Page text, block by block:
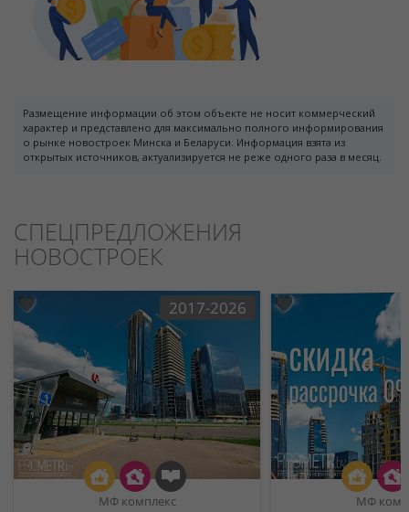
Размещение информации об этом объекте не носит коммерческий
характер и представлено для максимально полного информирования
о рынке новостроек Минска и Беларуси. Информация взята из
открытых источников, актуализируется не реже одного раза в месяц.
СПЕЦПРЕДЛОЖЕНИЯ
НОВОСТРОЕК
2017-2026
МФ комплекс МФ